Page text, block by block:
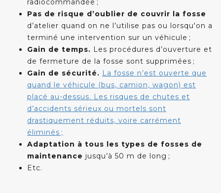
radiocommandée ;
Pas de risque d’oublier de couvrir la fosse
d’atelier quand on ne l’utilise pas ou lorsqu'on a
terminé une intervention sur un véhicule ;
Gain de temps. Les procédures d’ouverture et
de fermeture de la fosse sont supprimées ;
Gain de sécurité. La fosse n’est ouverte que
quand le véhicule (bus, camion, wagon) est
placé au-dessus. Les risques de chutes et
d’accidents sérieux ou mortels sont
drastiquement réduits, voire carrément
éliminés ;
Adaptation à tous les types de fosses de
maintenance jusqu’à 50 m de long ;
Etc.